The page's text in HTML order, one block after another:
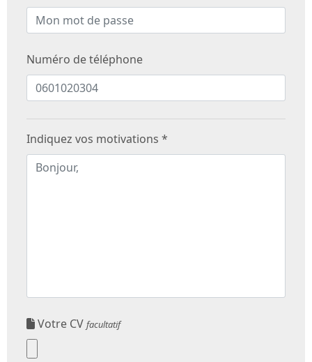
Numéro de téléphone
Indiquez vos motivations *
Votre CV facultatif